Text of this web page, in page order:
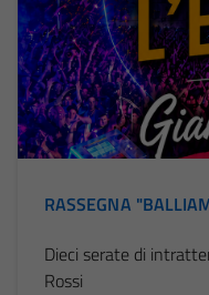
RASSEGNA
Dieci serate di
Rossi